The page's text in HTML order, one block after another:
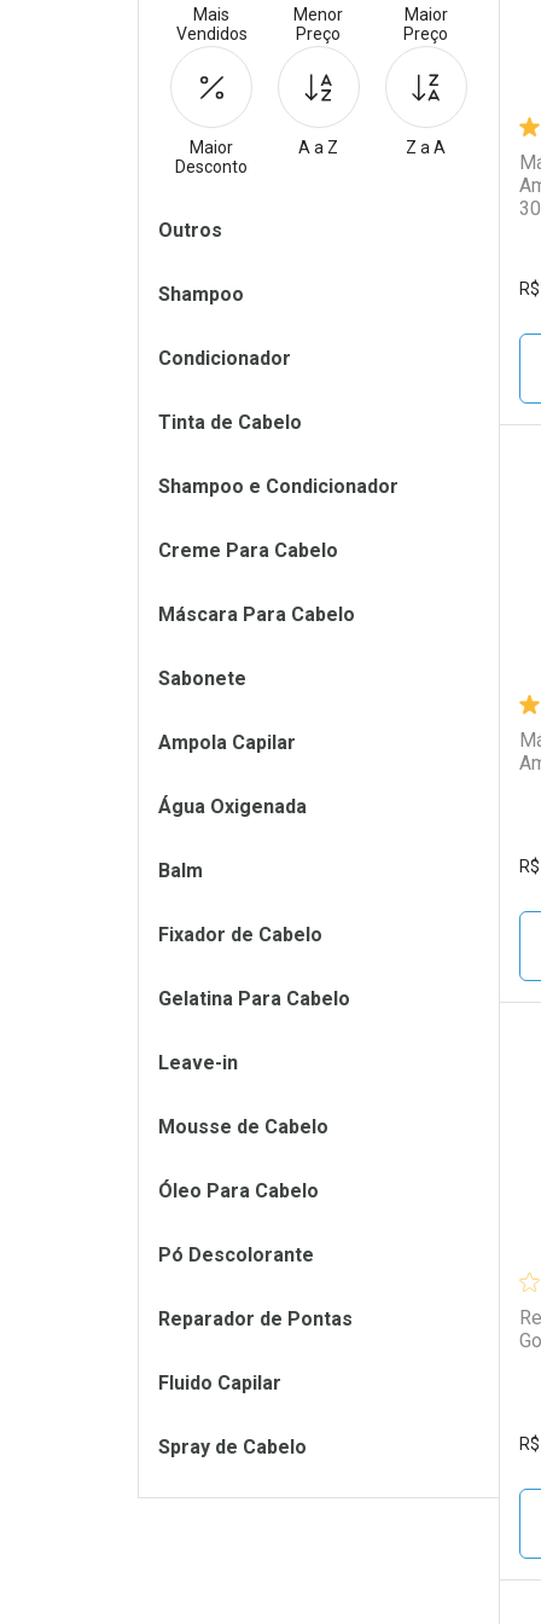
R$
R$
R$
Mais
Vendidos
Menor
Preço
Maior
Preço
Maior
Desconto
A a Z Z a A
Filtros
Outros
Shampoo
Condicionador
Tinta de Cabelo
Shampoo e Condicionador
Creme Para Cabelo
Máscara Para Cabelo
Sabonete
Ampola Capilar
Água Oxigenada
Balm
Fixador de Cabelo
Gelatina Para Cabelo
Leave-in
Mousse de Cabelo
Óleo Para Cabelo
Pó Descolorante
Reparador de Pontas
Fluido Capilar
Spray de Cabelo